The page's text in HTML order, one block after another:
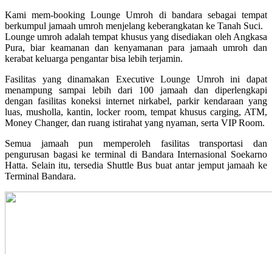
Kami mem-booking Lounge Umroh di bandara sebagai tempat
berkumpul jamaah umroh menjelang keberangkatan ke Tanah Suci.
Lounge umroh adalah tempat khusus yang disediakan oleh Angkasa
Pura, biar keamanan dan kenyamanan para jamaah umroh dan
kerabat keluarga pengantar bisa lebih terjamin.
Fasilitas yang dinamakan Executive Lounge Umroh ini dapat
menampung sampai lebih dari 100 jamaah dan diperlengkapi
dengan fasilitas koneksi internet nirkabel, parkir kendaraan yang
luas, musholla, kantin, locker room, tempat khusus carging, ATM,
Money Changer, dan ruang istirahat yang nyaman, serta VIP Room.
Semua jamaah pun memperoleh fasilitas transportasi dan
pengurusan bagasi ke terminal di Bandara Internasional Soekarno
Hatta. Selain itu, tersedia Shuttle Bus buat antar jemput jamaah ke
Terminal Bandara.